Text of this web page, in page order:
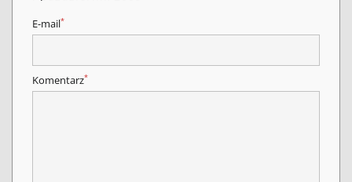
E-mail*
Komentarz*